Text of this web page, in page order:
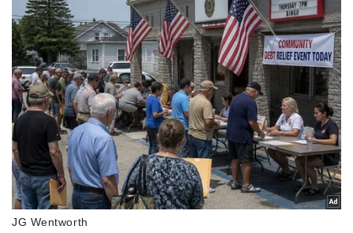
Dinh dưỡng - món ngon
Cây thuốc
Sản phụ khoa
Nhi khoa
Nam khoa
Làm đẹp - giảm cân
Phòng mạch online
Ăn sạch sống khỏe
Nhà đẹp
Blog
Tình yêu - Gia đình